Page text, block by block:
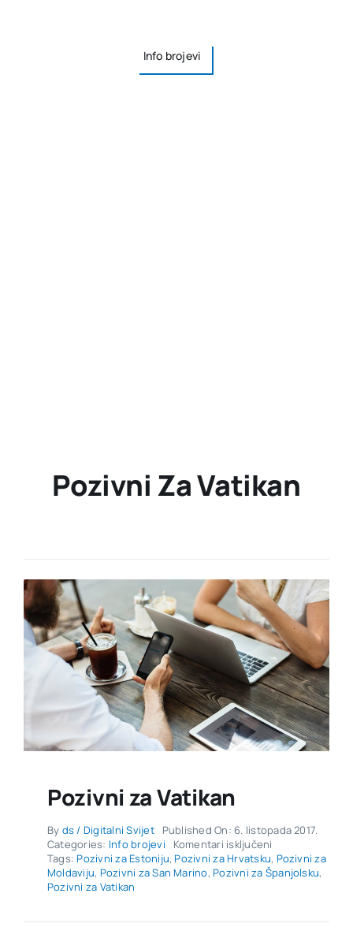
Info brojevi
Pozivni Za Vatikan
Pozivni za Vatikan
By ds / Digitalni Svijet
Published On: 6. listopada 2017.
Categories: Info brojevi Komentari isključeni
Pozivni
za
Tags:Pozivni za Estoniju,Pozivni za Hrvatsku, Pozivni za
Moldaviju, Pozivni za San Marino,Pozivni za Španjolsku,
Pozivni za Vatikan